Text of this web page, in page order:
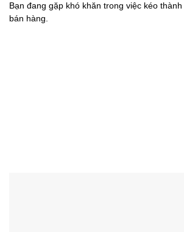
Bạn đang gặp khó khăn trong việc kéo
bán hàng.